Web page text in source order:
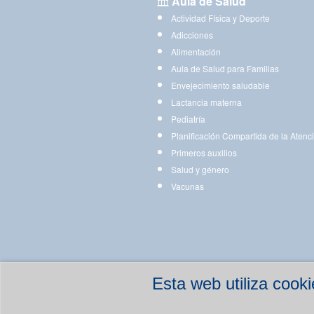
Esta web utiliza
Actividad Física y Deporte
Adicciones
Alimentación
Aula de Salud para Familias
Envejecimiento saludable
Lactancia materna
Pediatría
Planificación Compartida de la
Primeros auxilios
Salud y género
Vacunas